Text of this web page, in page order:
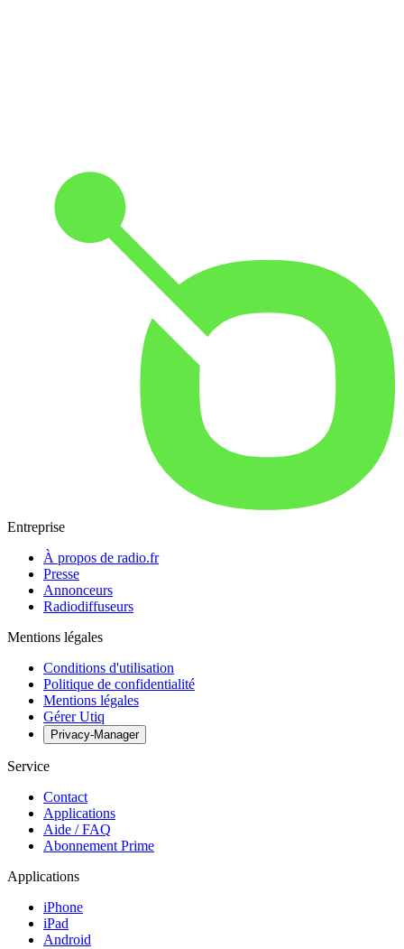
Entreprise
À propos de radio.fr
Presse
Annonceurs
Radiodiffuseurs
Mentions légales
Conditions d'utilisation
Politique de confidentialité
Mentions légales
Gérer Utiq
Privacy-Manager
Service
Contact
Applications
Aide / FAQ
Abonnement Prime
Applications
iPhone
iPad
Android